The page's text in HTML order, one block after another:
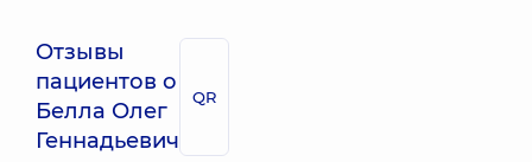
Отзывы
пациентов о
Белла Олег
Геннадьевич
QR